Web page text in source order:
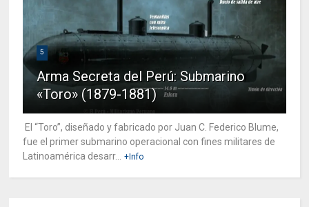
5
Arma Secreta del Perú: Submarino
«Toro» (1879-1881)
El “Toro”, diseñado y fabricado por Juan C. Federico Blume,
fue el primer submarino operacional con fines militares de
Latinoamérica desarr...
+Info